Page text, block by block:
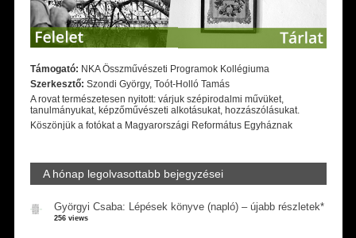
Támogató: NKA Összművészeti Programok Kollégiuma
Szerkesztő: Szondi György, Toót-Holló Tamás
A rovat természetesen nyitott: várjuk szépirodalmi művüket,
tanulmányukat, képzőművészeti alkotásukat, hozzászólásukat.
Köszönjük a fotókat a Magyarországi Református Egyháznak
A hónap legolvasottabb bejegyzései
Györgyi Csaba: Lépések könyve (napló) – újabb részletek*
256 views